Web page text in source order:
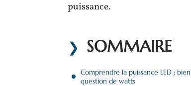
puissance.
SOMMAIRE
Comprendre la puissance LED :
question de watts